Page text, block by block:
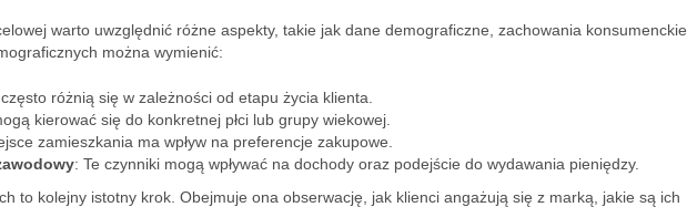
warto uwzględnić różne aspekty, takie jak dane demograficzne, zachowania konsumenckie
można wymienić:
różnią się w zależności od etapu życia klienta.
kierować się do konkretnej płci lub grupy wiekowej.
zamieszkania ma wpływ na preferencje zakupowe.
: Te czynniki mogą wpływać na dochody oraz podejście do wydawania pieniędzy.
to kolejny istotny krok. Obejmuje ona obserwację, jak klienci angażują się z marką, jakie są ich